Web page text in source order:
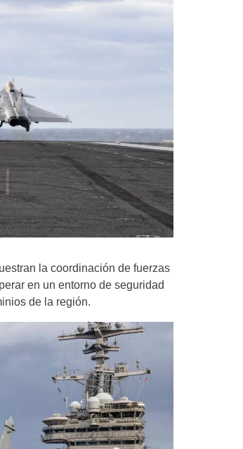
la coordinación de fuerzas
en un entorno de seguridad
de la región.